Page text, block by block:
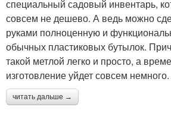
специальный садовый инвентарь,
совсем не дешево. А ведь можно
руками полноценную и
обычных пластиковых бутылок.
такой метлой легко и просто, а
изготовление уйдет совсем немного.
читать дальше →